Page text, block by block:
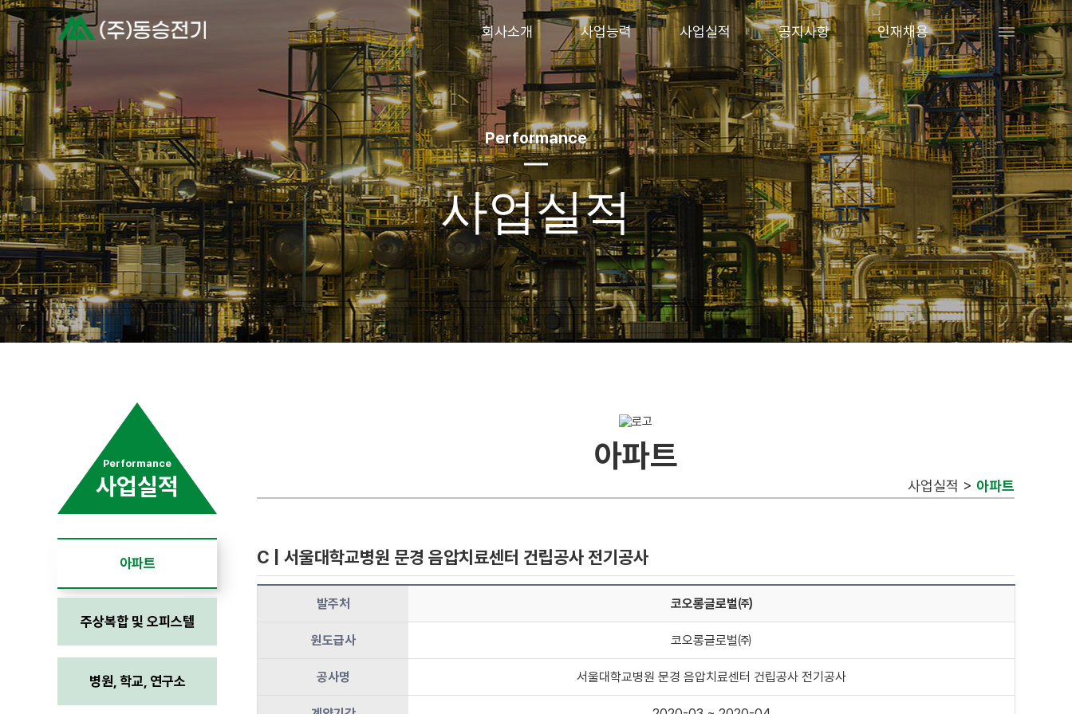
회사소개 사업능력 사업실적 공지사항 인재채용
Performance
사업실적
Performance
사업실적
아파트
주상복합 및 오피스텔
병원, 학교, 연구소
아파트
사업실적 > 아파트
C | 서울대학교병원 문경 음압치료센터 건립공사 전기공사
발주처 코오롱글로벌㈜
원도급사 코오롱글로벌㈜
공사명 서울대학교병원 문경 음압치료센터 건립공사 전기공사